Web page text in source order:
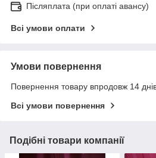
Післяплата (при оплаті авансу)
Всі умови оплати
Умови повернення
Повернення товару впродовж 14
Всі умови повернення
Подібні товари компанії